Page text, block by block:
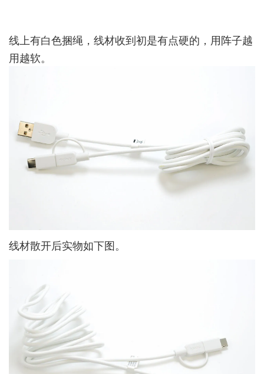
线上有白色捆绳，线材收到初是有点硬的，用阵子越
用越软。
线材散开后实物如下图。